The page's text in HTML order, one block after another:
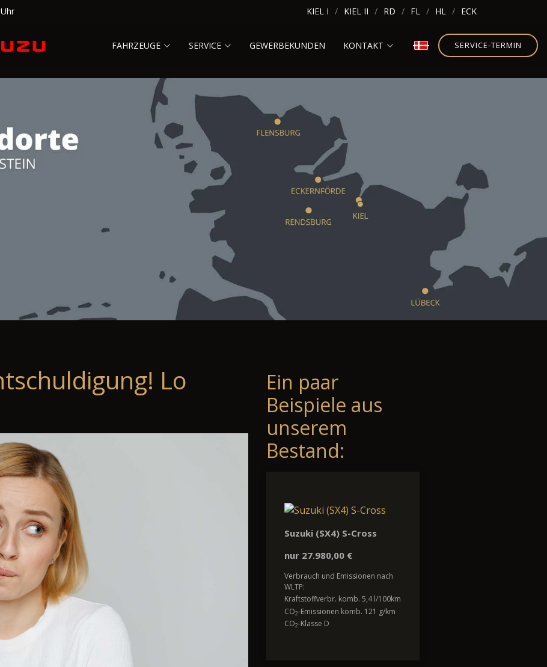
KIEL I KIEL II RD FL HL ECK
FAHRZEUGE SERVICE GEWERBEKUNDEN KONTAKT SERVICE-TERMIN
Lo
Ein paar
Beispiele aus
unserem
Bestand:
Suzuki (SX4) S-Cross
nur 27.980,00 €
Verbrauch und Emissionen nach
WLTP:
Kraftstoffverbr. komb. 5,4 l/100km
CO2-Emissionen komb. 121 g/km
CO2-Klasse D